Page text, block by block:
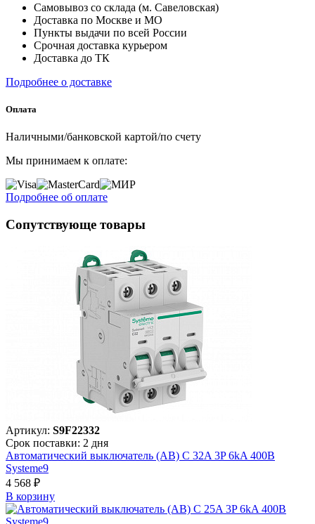
Самовывоз со склада (м. Савеловская)
Доставка по Москве и МО
Пункты выдачи по всей России
Срочная доставка курьером
Доставка до ТК
Подробнее о доставке
Оплата
Наличными/банковской картой/по счету
Мы принимаем к оплате:
Подробнее об оплате
Сопутствующе товары
Артикул: S9F22332
Срок поставки: 2 дня
Автоматический выключатель (АВ) C 32A 3P 6kA 400В
Systeme9
4 568 ₽
В корзинy